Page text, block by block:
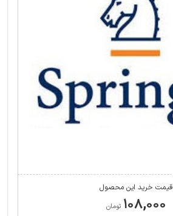
قیمت خرید این محصول
۱۰۸,۰۰۰ تومان